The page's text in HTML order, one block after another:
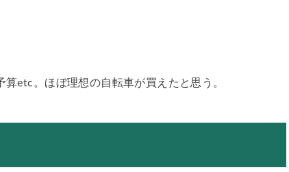
etc。ほぼ理想の自転車が買えたと思う。